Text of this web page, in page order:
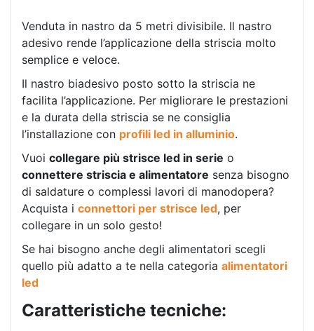
Venduta in nastro da 5 metri divisibile. Il nastro
adesivo rende l’applicazione della striscia molto
semplice e veloce.
Il nastro biadesivo posto sotto la striscia ne
facilita l’applicazione. Per migliorare le prestazioni
e la durata della striscia se ne consiglia
l’installazione con profili led in alluminio.
Vuoi collegare più strisce led in serie o
connettere striscia e alimentatore senza bisogno
di saldature o complessi lavori di manodopera?
Acquista i connettori per strisce led, per
collegare in un solo gesto!
Se hai bisogno anche degli alimentatori scegli
quello più adatto a te nella categoria alimentatori
led
Caratteristiche tecniche: